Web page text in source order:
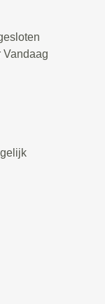
Vandaag